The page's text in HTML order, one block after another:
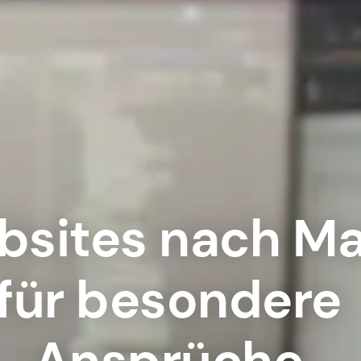
nach
besondere